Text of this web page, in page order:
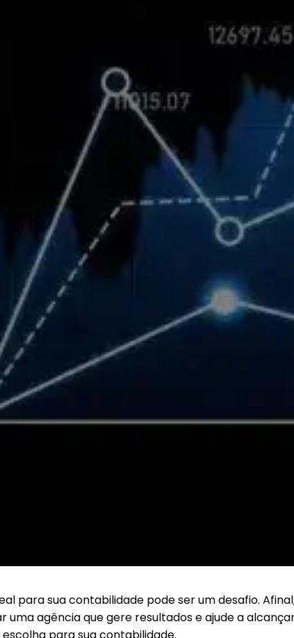
para sua contabilidade pode ser um desafio.
agência que gere resultados e ajude a